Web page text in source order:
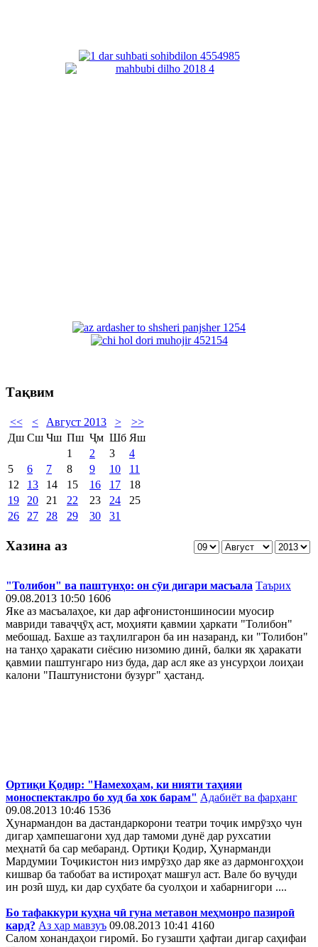
Тақвим
<< < Август 2013 >
>>
Дш Сш Чш Пш Ҷм Шб Яш
1
2 3
4
5
6 7 8 9 10
11
12
13 14 15 16 17
18
19
20 21 22 23 24
25
26
27 28 29 30 31
Хазина аз
"Толибон" ва паштунҳо: он сӯи дигари масъала Таърих
09.08.2013 10:50 1606
Яке аз масъалаҳое, ки дар афғонистоншиносии муосир
мавриди таваҷҷӯҳ аст, моҳияти қавмии ҳаркати "Толибон"
мебошад. Бахше аз таҳлилгарон ба ин назаранд, ки "Толибон"
на танҳо ҳаракати сиёсию низомию динӣ, балки як ҳаракати
қавмии паштунгаро низ буда, дар асл яке аз унсурҳои лоиҳаи
калони "Паштунистони бузург" ҳастанд.
Ортиқи Қодир: "Намехоҳам, ки нияти таҳияи
моноспектаклро бо худ ба хок барам" Адабиёт ва фарҳанг
09.08.2013 10:46 1536
Ҳунармандон ва дастандаркорони театри тоҷик имрӯзҳо чун
дигар ҳампешагони худ дар тамоми дунё дар рухсатии
меҳнатӣ ба сар мебаранд. Ортиқи Қодир, Ҳунарманди
Мардумии Тоҷикистон низ имрӯзҳо дар яке аз дармонгоҳҳои
кишвар ба табобат ва истироҳат машғул аст. Вале бо вуҷуди
ин розӣ шуд, ки дар суҳбате ба суолҳои и хабарнигори ....
Бо тафаккури куҳна чӣ гуна метавон меҳмонро пазироӣ
кард? Аз ҳар мавзуъ 09.08.2013 10:41 4160
Салом хонандаҳои гиромӣ. Бо гузашти ҳафтаи дигар саҳифаи